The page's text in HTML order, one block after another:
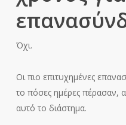
Όχι.
Οι πιο επιτυχημένες
το πόσες ημέρες πέρασαν,
αυτό το διάστημα.